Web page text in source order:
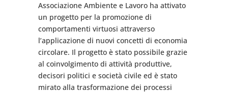
Associazione Ambiente e Lavoro ha attivato
un progetto per la promozione di
comportamenti virtuosi attraverso
l’applicazione di nuovi concetti di economia
circolare. Il progetto è stato possibile grazie
al coinvolgimento di attività produttive,
decisori politici e società civile ed è stato
mirato alla trasformazione dei processi